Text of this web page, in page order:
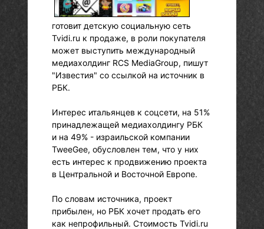
готовит детскую социальную сеть
Tvidi.ru к продаже, в роли покупателя
может выступить международный
медиахолдинг RCS MediaGroup, пишут
"Известия" со ссылкой на источник в
РБК.
Интерес итальянцев к соцсети, на 51%
принадлежащей медиахолдингу РБК
и на 49% - израильской компании
TweeGee, обусловлен тем, что у них
есть интерес к продвижению проекта
в Центральной и Восточной Европе.
По словам источника, проект
прибылен, но РБК хочет продать его
как непрофильный. Стоимость Tvidi.ru